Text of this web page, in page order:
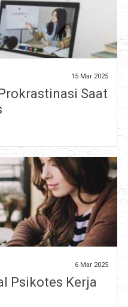
15 Mar 2025
Saat
6 Mar 2025
Psikotes Kerja